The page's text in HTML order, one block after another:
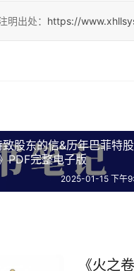
明出处： https://
股东的信&历年巴菲特
PDF完整电子版
2025-01-15 下午
《火之